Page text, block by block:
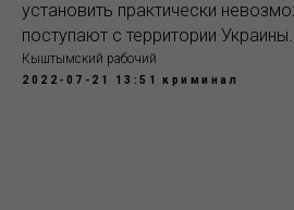
установить практически
поступают с территории Украины.
Кыштымский рабочий
2022-07-21 13:51 криминал